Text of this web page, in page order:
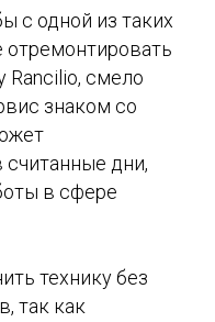
с одной из таких
отремонтировать
смело
знаком со
считанные дни,
в сфере
технику без
так как